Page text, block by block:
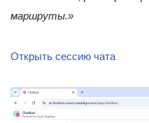
маршруты.»
Открыть сессию чата